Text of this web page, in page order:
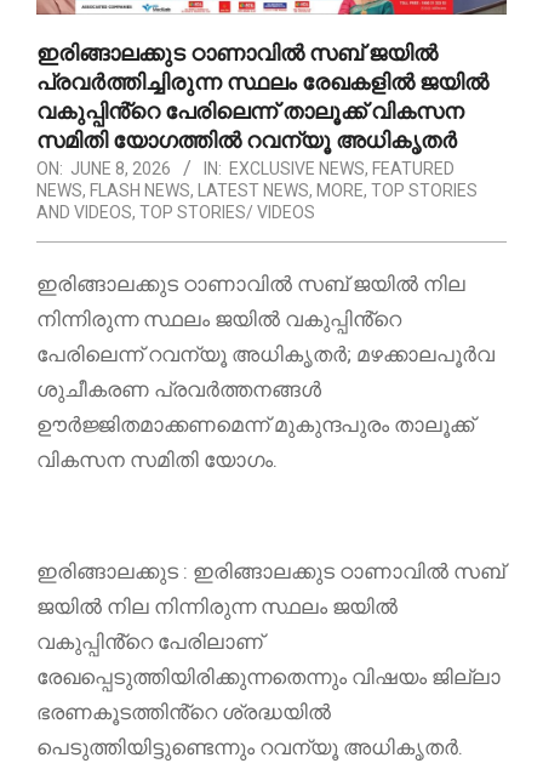
ഇരിങ്ങാലക്കുട ഠാണാവിൽ സബ് ജയിൽ
പ്രവർത്തിച്ചിരുന്ന സ്ഥലം രേഖകളിൽ ജയിൽ
വകുപ്പിൻ്റെ പേരിലെന്ന് താലൂക്ക് വികസന
സമിതി യോഗത്തിൽ റവന്യൂ അധികൃതർ
ON: JUNE 8, 2026 IN: EXCLUSIVE NEWS, FEATURED
NEWS, FLASH NEWS, LATEST NEWS, MORE, TOP STORIES
AND VIDEOS, TOP STORIES/ VIDEOS
ഇരിങ്ങാലക്കുട ഠാണാവിൽ സബ് ജയിൽ നില
നിന്നിരുന്ന സ്ഥലം ജയിൽ വകുപ്പിൻ്റെ
പേരിലെന്ന് റവന്യൂ അധികൃതർ; മഴക്കാലപൂർവ
ശുചീകരണ പ്രവർത്തനങ്ങൾ
ഊർജ്ജിതമാക്കണമെന്ന് മുകുന്ദപുരം താലൂക്ക്
വികസന സമിതി യോഗം.
ഇരിങ്ങാലക്കുട : ഇരിങ്ങാലക്കുട ഠാണാവിൽ സബ്
ജയിൽ നില നിന്നിരുന്ന സ്ഥലം ജയിൽ
വകുപ്പിൻ്റെ പേരിലാണ്
രേഖപ്പെടുത്തിയിരിക്കുന്നതെന്നും വിഷയം ജില്ലാ
ഭരണകൂടത്തിൻ്റെ ശ്രദ്ധയിൽ
പെടുത്തിയിട്ടുണ്ടെന്നും റവന്യൂ അധികൃതർ.